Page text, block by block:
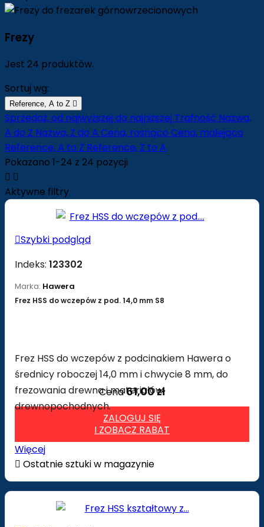
Frezy
Jest 24 produktów.
Sortuj wg:
Reference, A to Z 
Sprzedaż, od najwyższej do najniższej Trafność Nazwa,
A do Z Nazwa, Z do A Cena, rosnąco Cena, malejąco
Reference, A to Z Reference, Z to A
Pokazano 1-24 z 24 pozycji
 
Aktywne filtry
Szybki podgląd
Indeks: 123302
Marka: Hawera
Frez HSS do wczepów z pod. 14,0 mm S8
Frez HSS do wczepów z podcinakiem Hawera o
średnicy roboczej 14,0 mm i chwycie 8 mm, do
frezowania drewna i materiałów
drewnopochodnych.
Cena61,00 zł
ZALOGUJ SIĘ
I ZOBACZ RABAT
Więcej
 Ostatnie sztuki w magazynie